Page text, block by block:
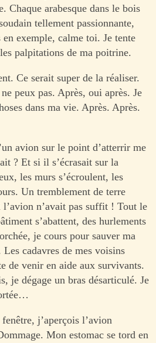
Chaque arabesque dans le bois
tellement passionnante,
exemple, calme toi. Je tente
palpitations de ma poitrine.
Ce serait super de la réaliser.
peux pas. Après, oui après. Je
dans ma vie. Après. Après.
avion sur le point d’atterrir me
? Et si il s’écrasait sur la
les murs s’écroulent, les
Un tremblement de terre
l’avion n’avait pas suffit ! Tout le
s’abattent, des hurlements
je cours pour sauver ma
cadavres de mes voisins
de venir en aide aux survivants.
je dégage un bras désarticulé. Je
j’aperçois l’avion
Mon estomac se tord en